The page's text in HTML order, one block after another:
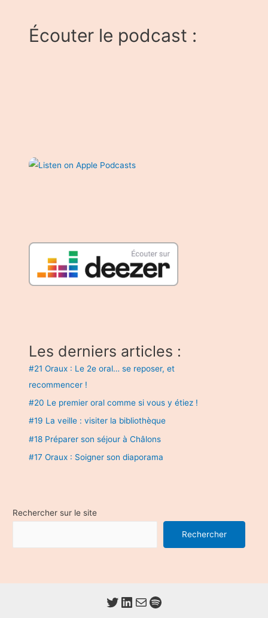
d’attaque
Écouter le podcast :
Les derniers articles :
#21 Oraux : Le 2e oral… se reposer, et
recommencer !
#20 Le premier oral comme si vous y étiez !
#19 La veille : visiter la bibliothèque
#18 Préparer son séjour à Châlons
#17 Oraux : Soigner son diaporama
Rechercher sur le site
Rechercher
Twitter
LinkedIn
E-mailSpotify